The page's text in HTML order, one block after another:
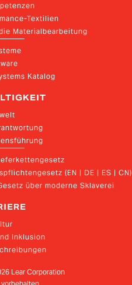
Textilien
Materialbearbeitung
Katalog
(EN | DE | ES | CN)
über moderne Sklaverei
Inklusion
Lear Corporation